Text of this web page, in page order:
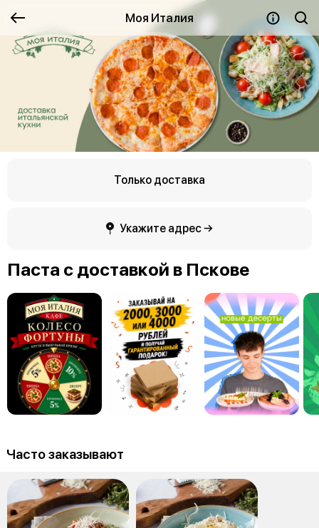
Моя Италия
Только доставка
Укажите адрес →
Паста с доставкой в Пскове
Часто заказывают